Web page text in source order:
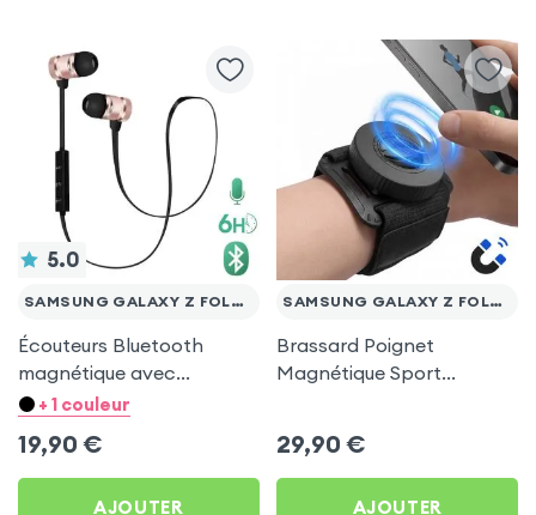
5.0
SAMSUNG GALAXY Z FOLD 5
Écouteurs Bluetooth
magnétique avec
télécommande, anti-
pour Samsung Galaxy Z
Fold 5
+ 1 couleur
19,90 €
AJOUTER
SAMSUNG GALAXY Z FOLD 5
Brassard Poignet
Magnétique Sport
29,90 €
AJOUTER